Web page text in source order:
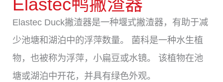
Elastec鸭撇渣器
Elastec Duck撇渣器是一种堰式撇渣器，有助于减
少池塘和湖泊中的浮萍数量。 菌科是一种水生植
物，也被称为浮萍，小扁豆或水镜。 该植物在池
塘或湖泊中开花，并具有绿色外观。